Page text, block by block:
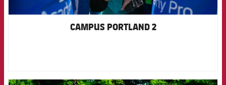
CAMPUS PORTLAND 2